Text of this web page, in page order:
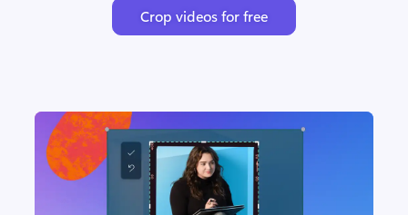
Crop videos for free